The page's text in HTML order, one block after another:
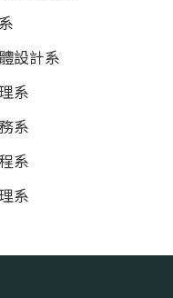
設計系
系
系
系
系